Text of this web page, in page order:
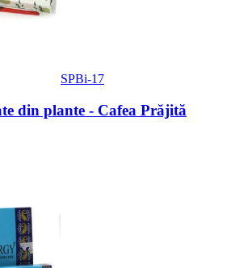
SPBi-17
din plante - Cafea Prăjită